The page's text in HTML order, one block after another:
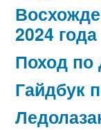
2024 года
Поход по
Гайдбук